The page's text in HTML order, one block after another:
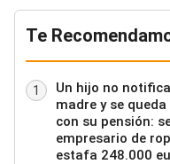
Te
1
Un hijo no
madre y se
con su pensión:
empresario de
estafa 248.000